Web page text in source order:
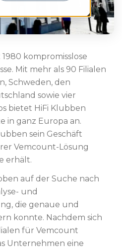
kompromisslose
Mit mehr als 90 Filialen
Schweden, den
sowie vier
bietet HiFi Klubben
in ganz Europa an.
sein Geschäft
Vemcount-Lösung
erhält.
auf der Suche nach
und
die genaue und
konnte. Nachdem sich
für Vemcount
Unternehmen eine